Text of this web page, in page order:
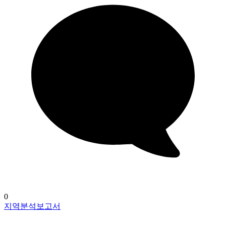
0
지역분석보고서